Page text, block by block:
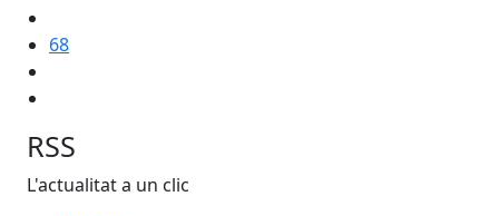
68
RSS
L'actualitat a un clic